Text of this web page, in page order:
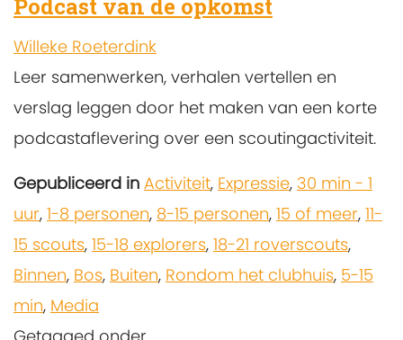
Podcast van de opkomst
Willeke Roeterdink
Leer samenwerken, verhalen vertellen en
verslag leggen door het maken van een korte
podcastaflevering over een scoutingactiviteit.
Gepubliceerd in Activiteit, Expressie, 30 min - 1
uur, 1-8 personen, 8-15 personen, 15 of meer, 11-
15 scouts, 15-18 explorers, 18-21 roverscouts,
Binnen, Bos, Buiten, Rondom het clubhuis, 5-15
min, Media